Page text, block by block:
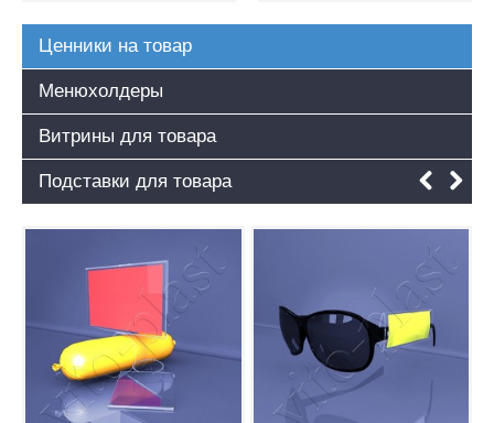
Ценники на товар
Менюхолдеры
Витрины для товара
Подставки для товара